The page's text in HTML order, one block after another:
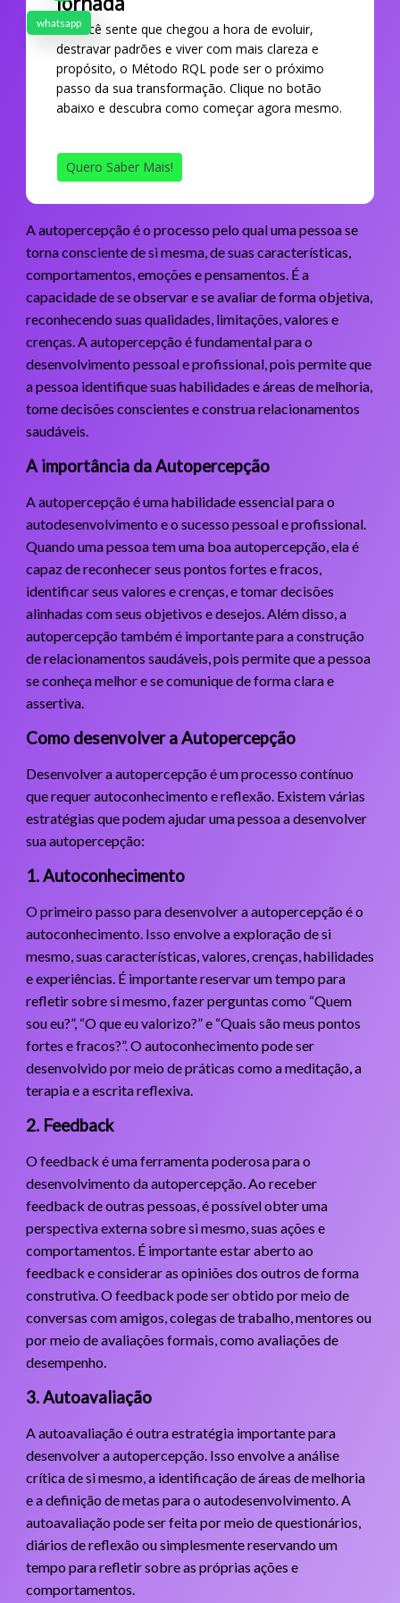
Se você sente que chegou a hora de evoluir,
destravar padrões e viver com mais clareza e
propósito, o Método RQL pode ser o próximo
passo da sua transformação. Clique no botão
abaixo e descubra como começar agora mesmo.
Quero Saber Mais!
A autopercepção é o processo pelo qual uma pessoa se
torna consciente de si mesma, de suas características,
comportamentos, emoções e pensamentos. É a
capacidade de se observar e se avaliar de forma objetiva,
reconhecendo suas qualidades, limitações, valores e
crenças. A autopercepção é fundamental para o
desenvolvimento pessoal e profissional, pois permite que
a pessoa identifique suas habilidades e áreas de melhoria,
tome decisões conscientes e construa relacionamentos
saudáveis.
A importância da Autopercepção
A autopercepção é uma habilidade essencial para o
autodesenvolvimento e o sucesso pessoal e profissional.
Quando uma pessoa tem uma boa autopercepção, ela é
capaz de reconhecer seus pontos fortes e fracos,
identificar seus valores e crenças, e tomar decisões
alinhadas com seus objetivos e desejos. Além disso, a
autopercepção também é importante para a construção
de relacionamentos saudáveis, pois permite que a pessoa
se conheça melhor e se comunique de forma clara e
assertiva.
Como desenvolver a Autopercepção
Desenvolver a autopercepção é um processo contínuo
que requer autoconhecimento e reflexão. Existem várias
estratégias que podem ajudar uma pessoa a desenvolver
sua autopercepção:
1. Autoconhecimento
O primeiro passo para desenvolver a autopercepção é o
autoconhecimento. Isso envolve a exploração de si
mesmo, suas características, valores, crenças, habilidades
e experiências. É importante reservar um tempo para
refletir sobre si mesmo, fazer perguntas como “Quem
sou eu?”, “O que eu valorizo?” e “Quais são meus pontos
fortes e fracos?”. O autoconhecimento pode ser
desenvolvido por meio de práticas como a meditação, a
terapia e a escrita reflexiva.
2. Feedback
O feedback é uma ferramenta poderosa para o
desenvolvimento da autopercepção. Ao receber
feedback de outras pessoas, é possível obter uma
perspectiva externa sobre si mesmo, suas ações e
comportamentos. É importante estar aberto ao
feedback e considerar as opiniões dos outros de forma
construtiva. O feedback pode ser obtido por meio de
conversas com amigos, colegas de trabalho, mentores ou
por meio de avaliações formais, como avaliações de
desempenho.
3. Autoavaliação
A autoavaliação é outra estratégia importante para
desenvolver a autopercepção. Isso envolve a análise
crítica de si mesmo, a identificação de áreas de melhoria
e a definição de metas para o autodesenvolvimento. A
autoavaliação pode ser feita por meio de questionários,
diários de reflexão ou simplesmente reservando um
tempo para refletir sobre as próprias ações e
comportamentos.
whatsapp